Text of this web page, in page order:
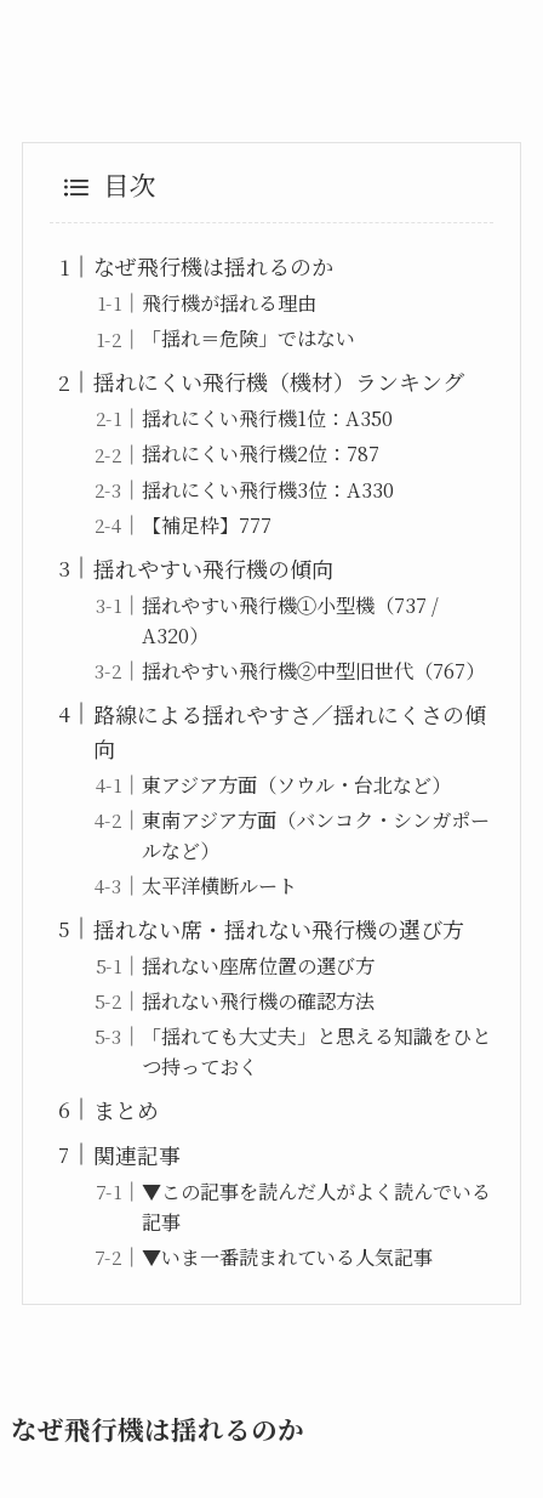
目次
なぜ飛行機は揺れるのか
飛行機が揺れる理由
「揺れ＝危険」ではない
揺れにくい飛行機（機材）ランキング
揺れにくい飛行機1位：A350
揺れにくい飛行機2位：787
揺れにくい飛行機3位：A330
【補足枠】777
揺れやすい飛行機の傾向
揺れやすい飛行機①小型機（737 /
A320）
揺れやすい飛行機②中型旧世代（767）
路線による揺れやすさ／揺れにくさの傾
向
東アジア方面（ソウル・台北など）
東南アジア方面（バンコク・シンガポー
ルなど）
太平洋横断ルート
揺れない席・揺れない飛行機の選び方
揺れない座席位置の選び方
揺れない飛行機の確認方法
「揺れても大丈夫」と思える知識をひと
つ持っておく
まとめ
関連記事
▼この記事を読んだ人がよく読んでいる
記事
▼いま一番読まれている人気記事
なぜ飛行機は揺れるのか